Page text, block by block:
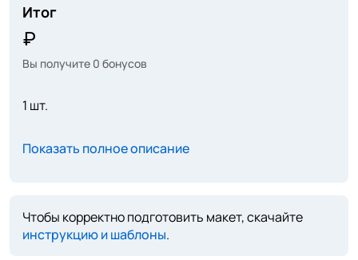
Итог
Вы получите 0 бонусов
1 шт.
Показать полное описание
Чтобы корректно подготовить макет, скачайте
инструкцию и шаблоны.